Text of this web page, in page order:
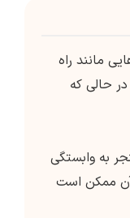
مانند راه
حالی که
به وابستگی
آن ممکن است